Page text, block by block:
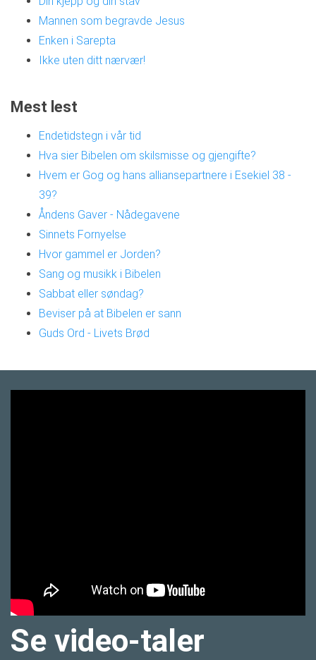
Mannen som begravde Jesus
Enken i Sarepta
Ikke uten ditt nærvær!
Mest lest
Endetidstegn i vår tid
Hva sier Bibelen om skilsmisse og gjengifte?
Hvem er Gog og hans alliansepartnere i Esekiel 38 -
39?
Åndens Gaver - Nådegavene
Sinnets Fornyelse
Hvor gammel er Jorden?
Sang og musikk i Bibelen
Sabbat eller søndag?
Beviser på at Bibelen er sann
Guds Ord - Livets Brød
Se video-taler